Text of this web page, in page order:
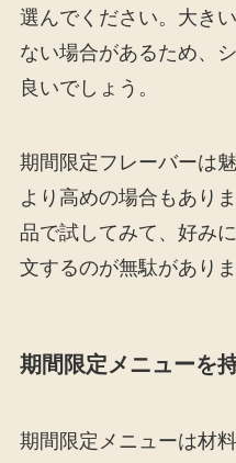
選んでください。大き
ない場合があるため、
良いでしょう。
期間限定フレーバーは
より高めの場合もあり
品で試してみて、好み
文するのが無駄がありま
期間限定メニューを
期間限定メニューは材